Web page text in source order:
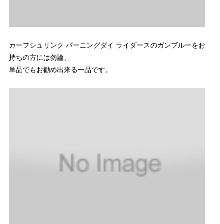
カーフシュリンク バーニングダイ ライダースのガンブルーをお
持ちの方には勿論、
単品でもお勧め出来る一品です。